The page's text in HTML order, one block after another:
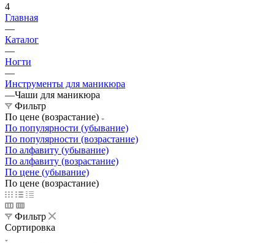
4
Главная
—
Каталог
—
Ногти
—
Инструменты для маникюра
—Чаши для маникюра
Фильтр
По цене (возрастание)
По популярности (убывание)
По популярности (возрастание)
По алфавиту (убывание)
По алфавиту (возрастание)
По цене (убывание)
По цене (возрастание)
Фильтр
Сортировка